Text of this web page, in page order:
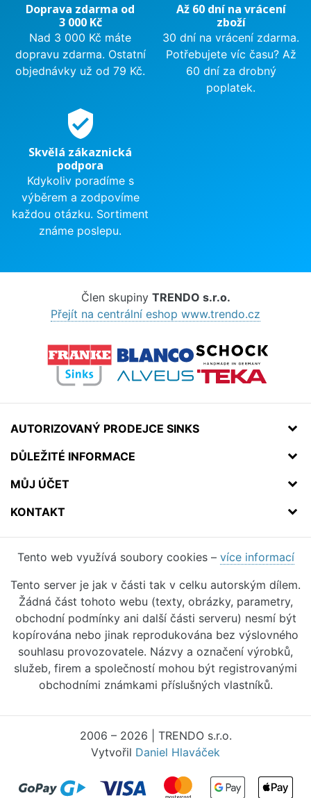
Doprava zdarma od
3 000 Kč
Nad 3 000 Kč máte
dopravu zdarma. Ostatní
objednávky už od 79 Kč.
Až 60 dní na vrácení
zboží
30 dní na vrácení zdarma.
Potřebujete víc času? Až
60 dní za drobný
poplatek.
verified_user
Skvělá zákaznická
podpora
Kdykoliv poradíme s
výběrem a zodpovíme
každou otázku. Sortiment
známe poslepu.
Člen skupiny TRENDO s.r.o.
Přejít na centrální eshop www.trendo.cz
AUTORIZOVANÝ PRODEJCE SINKS
DŮLEŽITÉ INFORMACE
MŮJ ÚČET
KONTAKT
Tento web využívá soubory cookies – více informací
Tento server je jak v části tak v celku autorským dílem.
Žádná část tohoto webu (texty, obrázky, parametry,
obchodní podmínky ani další části serveru) nesmí být
kopírována nebo jinak reprodukována bez výslovného
souhlasu provozovatele. Názvy a označení výrobků,
služeb, firem a společností mohou být registrovanými
obchodními známkami příslušných vlastníků.
2006 – 2026 | TRENDO s.r.o.
Vytvořil Daniel Hlaváček